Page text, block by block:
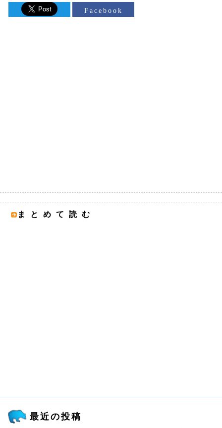
Facebook
まとめて読む
最近の投稿